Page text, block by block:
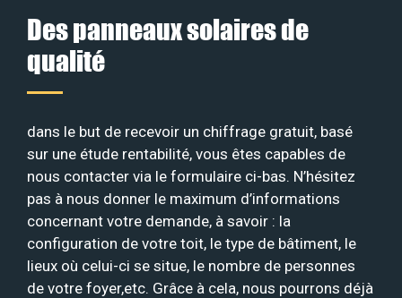
Des panneaux solaires de
qualité
dans le but de recevoir un chiffrage gratuit, basé
sur une étude rentabilité, vous êtes capables de
nous contacter via le formulaire ci-bas. N’hésitez
pas à nous donner le maximum d’informations
concernant votre demande, à savoir : la
configuration de votre toit, le type de bâtiment, le
lieux où celui-ci se situe, le nombre de personnes
de votre foyer,etc. Grâce à cela, nous pourrons déjà